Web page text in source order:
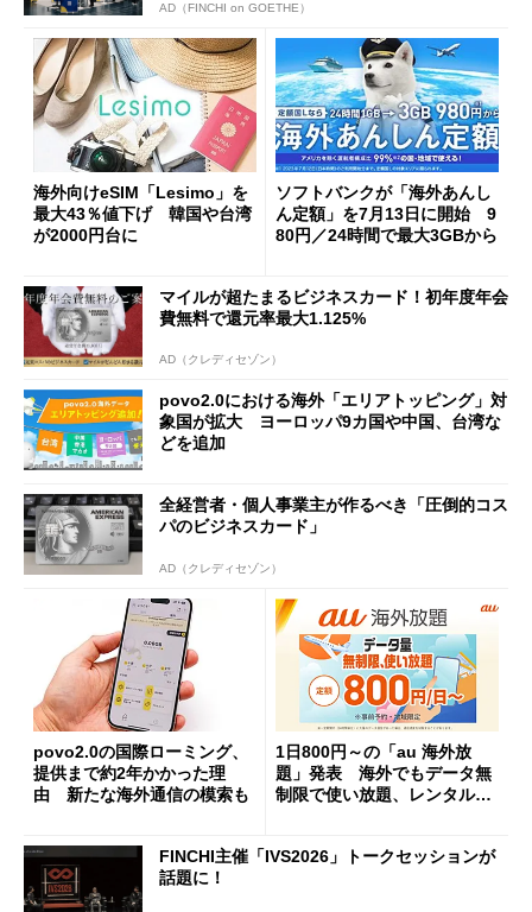
AD（FINCHI on GOETHE）
海外向けeSIM「Lesimo」を
最大43％値下げ 韓国や台湾
が2000円台に
ソフトバンクが「海外あんし
ん定額」を7月13日に開始 9
80円／24時間で最大3GBから
マイルが超たまるビジネスカード！初年度年会
費無料で還元率最大1.125%
AD（クレディセゾン）
povo2.0における海外「エリアトッピング」対
象国が拡大 ヨーロッパ9カ国や中国、台湾な
どを追加
全経営者・個人事業主が作るべき「圧倒的コス
パのビジネスカード」
AD（クレディセゾン）
povo2.0の国際ローミング、
提供まで約2年かかった理
由 新たな海外通信の模索も
1日800円～の「au 海外放
題」発表 海外でもデータ無
制限で使い放題、レンタルWi
FINCHI主催「IVS2026」トークセッションが
話題に！